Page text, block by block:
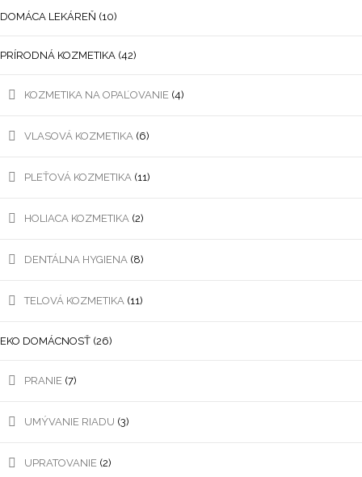
DOMÁCA LEKÁREŇ (10)
PRÍRODNÁ KOZMETIKA (42)
KOZMETIKA NA OPAĽOVANIE (4)
VLASOVÁ KOZMETIKA (6)
PLEŤOVÁ KOZMETIKA (11)
HOLIACA KOZMETIKA (2)
DENTÁLNA HYGIENA (8)
TELOVÁ KOZMETIKA (11)
EKO DOMÁCNOSŤ (26)
PRANIE (7)
UMÝVANIE RIADU (3)
UPRATOVANIE (2)